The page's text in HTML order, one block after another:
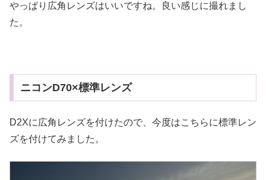
やっぱり広角レンズはいいですね。良い感じに撮れまし
た。
ニコンD70×標準レンズ
D2Xに広角レンズを付けたので、今度はこちらに標準レン
ズを付けてみました。